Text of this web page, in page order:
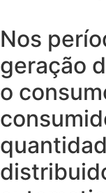
Nos
geração
o